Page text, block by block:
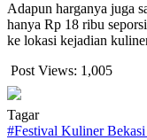
Adapun harganya juga
hanya Rp 18 ribu
ke lokasi kejadian
Post Views: 1,005
Tagar
#Festival Kuliner Bekasi